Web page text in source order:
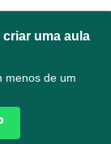
criar uma aula
menos de um